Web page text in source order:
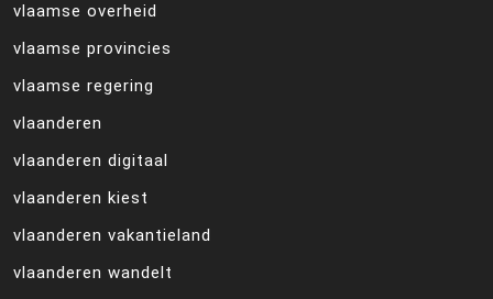
vlaamse overheid
vlaamse provincies
vlaamse regering
vlaanderen
vlaanderen digitaal
vlaanderen kiest
vlaanderen vakantieland
vlaanderen wandelt